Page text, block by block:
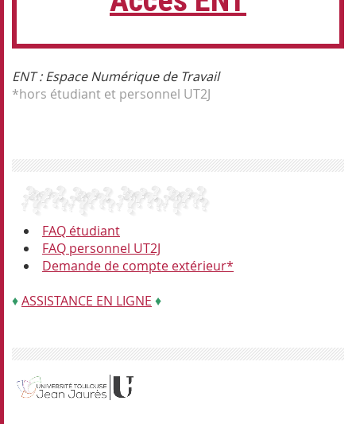
ENT : Espace Numérique de Travail
*hors étudiant et personnel UT2J
FAQ étudiant
FAQ personnel UT2J
Demande de compte extérieur*
♦ASSISTANCE EN LIGNE ♦